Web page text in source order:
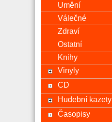
Umění
Válečné
Zdraví
Ostatní
Knihy
Vinyly
CD
Hudební kazety
Časopisy